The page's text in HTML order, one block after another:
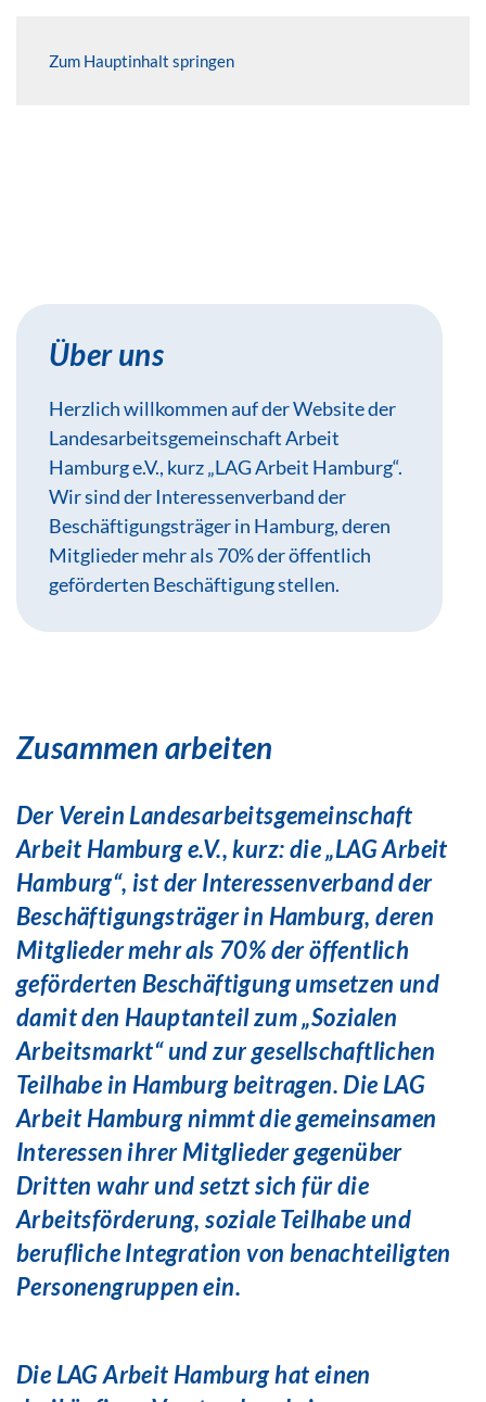
Zum Hauptinhalt springen
Über uns
Herzlich willkommen auf der Website der
Landesarbeitsgemeinschaft Arbeit
Hamburg e.V., kurz „LAG Arbeit Hamburg“.
Wir sind der Interessenverband der
Beschäftigungsträger in Hamburg, deren
Mitglieder mehr als 70% der öffentlich
geförderten Beschäftigung stellen.
Zusammen arbeiten
Der Verein Landesarbeitsgemeinschaft
Arbeit Hamburg e.V., kurz: die „LAG Arbeit
Hamburg“, ist derInteressenverband der
Beschäftigungsträger in Hamburg, deren
Mitglieder mehr als 70% der öffentlich
geförderten Beschäftigung umsetzen und
damit den Hauptanteil zum „Sozialen
Arbeitsmarkt“ und zurgesellschaftlichen
Teilhabe in Hamburg beitragen. Die LAG
Arbeit Hamburg nimmt die gemeinsamen
Interessen ihrer Mitglieder gegenüber
Dritten wahr und setzt sich für die
Arbeitsförderung, soziale Teilhabe und
beruflicheIntegration von benachteiligten
Personengruppen ein.
Die LAG Arbeit Hamburg hat einen